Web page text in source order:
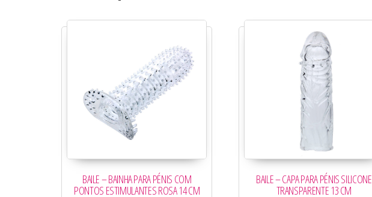
BAILE – BAINHA PARA PÉNIS COM
PONTOS ESTIMULANTES ROSA 14 CM
BAILE – CAPA PARA PÉNIS SILICONE
TRANSPARENTE 13 CM